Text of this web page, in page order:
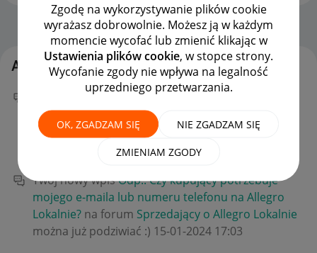
Zgodę na wykorzystywanie plików cookie
wyrażasz dobrowolnie. Możesz ją w każdym
momencie wycofać lub zmienić klikając w
Ustawienia plików cookie, w stopce strony.
Wycofanie zgody nie wpływa na legalność
uprzedniego przetwarzania.
OK, ZGADZAM SIĘ NIE ZGADZAM SIĘ
ZMIENIAM ZGODY
Strona Główna OPCJE
Aktywność Silentscream
Twój nowy wpis
Odp.: Czy kupujący potrzebuje
mojego e-maila lub numeru telefonu na Allegro
Lokalnie?na forumSprzedający o Allegro Lokalnie
można już podziwiać :)‎15-01-2024
Twój nowy wpisOdp.: Czy kupujący potrzebuje
mojego e-maila lub numeru telefonu na Allegro
Lokalnie? na forum Sprzedający o Allegro Lokalnie
można już podziwiać :) ‎15-01-2024 17:03